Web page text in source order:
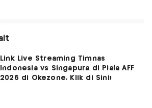
Link Live Streaming Timnas
Indonesia vs Singapura di Piala AFF
2026 di Okezone, Klik di Sini!